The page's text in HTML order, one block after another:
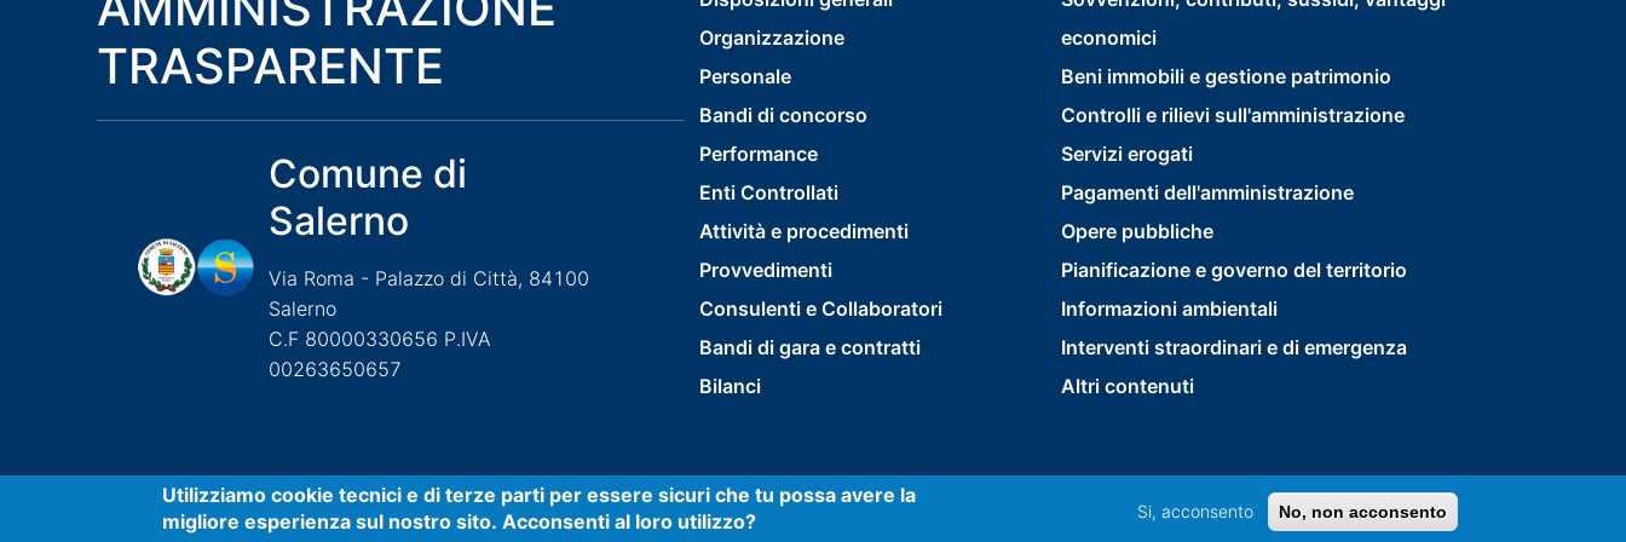
TRASPARENTE
Comune di
Salerno
Via Roma - Palazzo di Città, 84100
Salerno
C.F 80000330656 P.IVA
00263650657
menu
first
Organizzazione
Personale
Bandi di concorso
Performance
Enti Controllati
Attività e procedimenti
Provvedimenti
Consulenti e Collaboratori
Bandi di gara e contratti
Bilanci
menu
second
economici
Beni immobili e gestione patrimonio
Controlli e rilievi sull'amministrazione
Servizi erogati
Pagamenti dell'amministrazione
Opere pubbliche
Pianificazione e governo del territorio
Informazioni ambientali
Interventi straordinari e di emergenza
Altri contenuti
Small
Useful links section
Accessibilità
Utilizziamo cookie tecnici e di terze parti per essere sicuri che tu possa avere la
migliore esperienza sul nostro sito. Acconsenti al loro utilizzo?
Si, acconsento No, non acconsento